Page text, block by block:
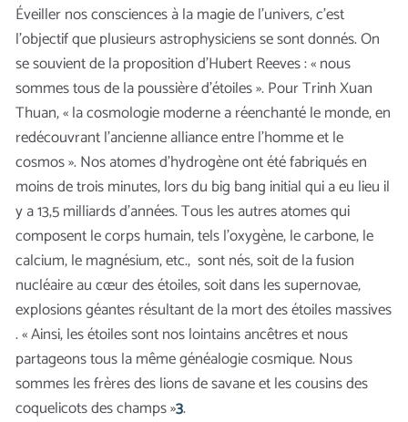
Éveiller nos consciences à la magie de l’univers, c’est
l’objectif que plusieurs astrophysiciens se sont donnés. On
se souvient de la proposition d’Hubert Reeves : « nous
sommes tous de la poussière d’étoiles ». Pour Trinh Xuan
Thuan, « la cosmologie moderne a réenchanté le monde, en
redécouvrant l’ancienne alliance entre l’homme et le
cosmos ». Nos atomes d’hydrogène ont été fabriqués en
moins de trois minutes, lors du big bang initial qui a eu lieu il
y a 13,5 milliards d’années. Tous les autres atomes qui
composent le corps humain, tels l’oxygène, le carbone, le
calcium, le magnésium, etc., sont nés, soit de la fusion
nucléaire au cœur des étoiles, soit dans les supernovae,
explosions géantes résultant de la mort des étoiles massives
. « Ainsi, les étoiles sont nos lointains ancêtres et nous
partageons tous la même généalogie cosmique. Nous
sommes les frères des lions de savane et les cousins des
coquelicots des champs »3.